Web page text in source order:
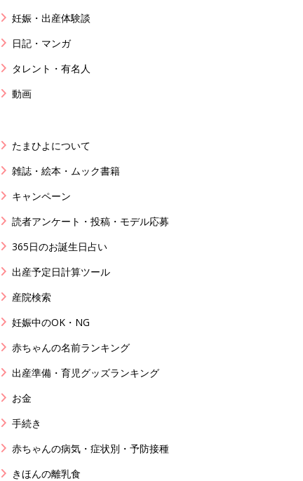
妊娠・出産体験談
日記・マンガ
タレント・有名人
動画
たまひよについて
雑誌・絵本・ムック書籍
キャンペーン
読者アンケート・投稿・モデル応募
365日のお誕生日占い
出産予定日計算ツール
産院検索
妊娠中のOK・NG
赤ちゃんの名前ランキング
出産準備・育児グッズランキング
お金
手続き
赤ちゃんの病気・症状別・予防接種
きほんの離乳食